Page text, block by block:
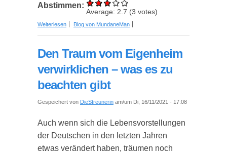
Abstimmen:
Average: 2.7 (3 votes)
Weiterlesen über Immobilien in der Schweiz – Lohnt sich eine
Blog von MundaneMan
Den Traum vom Eigenheim
verwirklichen – was es zu
beachten gibt
Gespeichert von DieStreunerin am/um Di, 16/11/2021 - 17:08
Auch wenn sich die Lebensvorstellungen
der Deutschen in den letzten Jahren
etwas verändert haben, träumen noch